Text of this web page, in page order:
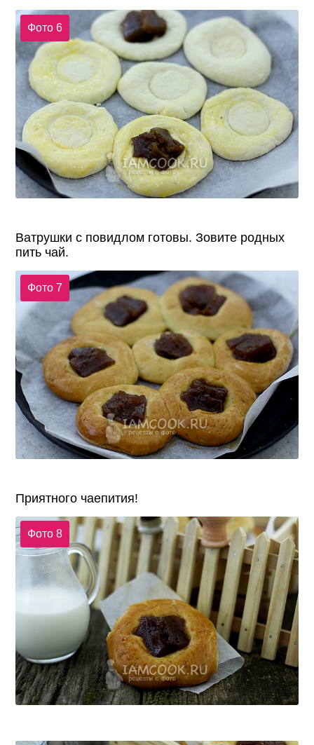
Фото 6
Ватрушки с повидлом готовы. Зовите родных
пить чай.
Фото 7
Приятного чаепития!
Фото 8